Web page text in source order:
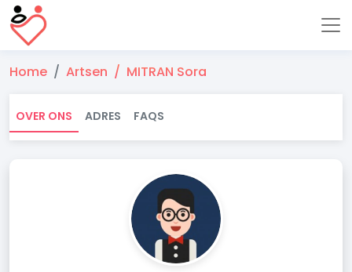
Home Artsen MITRAN Sora
OVER ONS ADRES FAQS